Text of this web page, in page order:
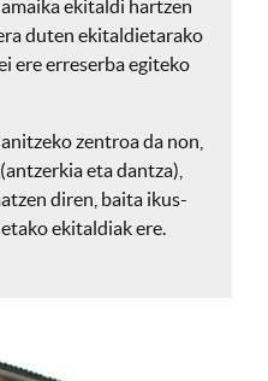
ekitaldi hartzen
duten ekitaldietarako
ere erreserba egiteko
zentroa da non,
eta dantza),
diren, baita ikus-
ekitaldiak ere.